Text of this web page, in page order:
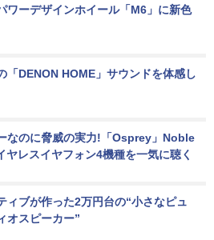
ワーデザインホイール「M6」に新色
「DENON HOME」サウンドを体感し
なのに脅威の実力!「Osprey」Noble
レスイヤフォン4機種を一気に聴く
ィブが作った2万円台の“小さなピュ
オスピーカー”